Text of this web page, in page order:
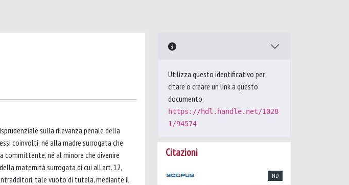
sulla rilevanza penale della
coinvolti: né alla madre surrogata che
né al minore che divenire
maternità surrogata di cui all’art. 12,
tale vuoto di tutela, mediante il
Utilizza questo identificativo per
citare o creare un link a questo
documento:
https://hdl.handle.net/1028
1/94574
Citazioni
ND